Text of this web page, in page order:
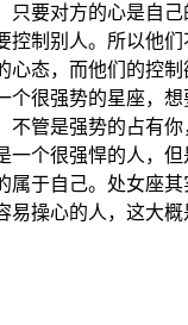
要对方的心是自
制别人。所以他
态，而他们的控
个很强势的星座，
管是强势的占有你
个很强悍的人，
于自己。处女座
操心的人，这大